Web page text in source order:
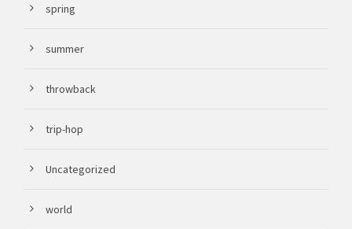
spring
summer
throwback
trip-hop
Uncategorized
world